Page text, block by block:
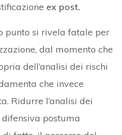
ex post.
punto si rivela fatale per
dal momento che
dell’analisi dei rischi
che invece
Ridurre l’analisi dei
postuma